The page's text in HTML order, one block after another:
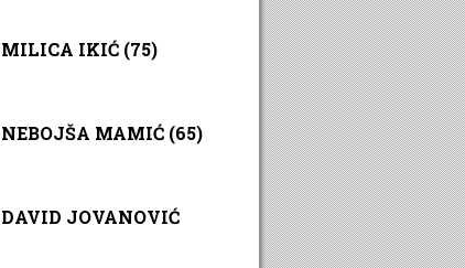
MILICA IKIĆ (75)
NEBOJŠA MAMIĆ (65)
DAVID JOVANOVIĆ